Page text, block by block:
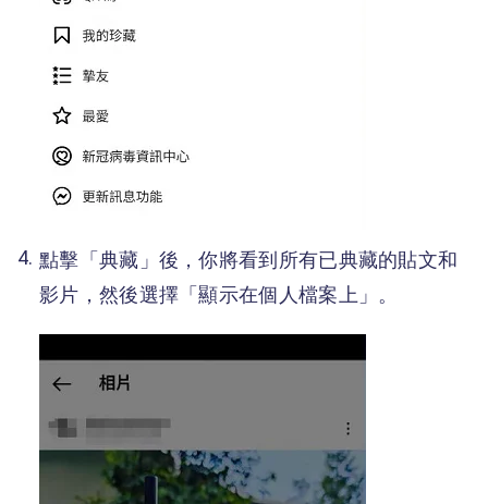
點擊「典藏」後，你將看到所有已典藏的貼文和
影片，然後選擇「顯示在個人檔案上」。